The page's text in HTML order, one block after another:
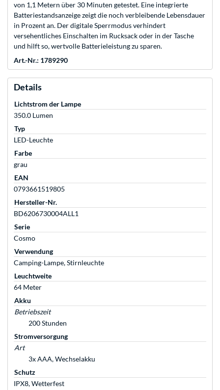
von 1,1 Metern über 30 Minuten getestet. Eine integrierte
Batteriestandsanzeige zeigt die noch verbleibende Lebensdauer
in Prozent an. Der digitale Sperrmodus verhindert
versehentliches Einschalten im Rucksack oder in der Tasche
und hilft so, wertvolle Batterieleistung zu sparen.
Art.-Nr.: 1789290
Details
Lichtstrom der Lampe
350.0 Lumen
Typ
LED-Leuchte
Farbe
grau
EAN
0793661519805
Hersteller-Nr.
BD6206730004ALL1
Serie
Cosmo
Verwendung
Camping-Lampe, Stirnleuchte
Leuchtweite
64 Meter
Akku
Betriebszeit
200 Stunden
Stromversorgung
Art
3x AAA, Wechselakku
Schutz
IPX8, Wetterfest